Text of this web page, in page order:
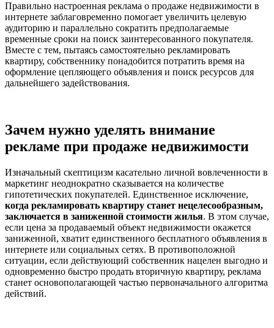
Правильно настроенная реклама о продаже недвижимости в
интернете заблаговременно помогает увеличить целевую
аудиторию и параллельно сократить предполагаемые
временные сроки на поиск заинтересованного покупателя.
Вместе с тем, пытаясь самостоятельно рекламировать
квартиру, собственнику понадобится потратить время на
оформление цепляющего объявления и поиск ресурсов для
дальнейшего задействования.
Зачем нужно уделять внимание
рекламе при продаже недвижимости
Изначальный скептицизм касательно личной вовлеченности в
маркетинг неоднократно сказывается на количестве
гипотетических покупателей. Единственное исключение,
когда рекламировать квартиру станет нецелесообразным,
заключается в заниженной стоимости жилья. В этом случае,
если цена за продаваемый объект недвижимости окажется
заниженной, хватит единственного бесплатного объявления в
интернете или социальных сетях. В противоположной
ситуации, если действующий собственник нацелен выгодно и
одновременно быстро продать вторичную квартиру, реклама
станет основополагающей частью первоначального алгоритма
действий.